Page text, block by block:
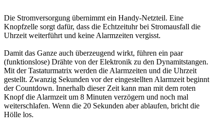
Die Stromversorgung übernimmt ein Handy-Netzteil. Eine
Knopfzelle sorgt dafür, dass die Echtzeituhr bei Stromausfall die
Uhrzeit weiterführt und keine Alarmzeiten vergisst.
Damit das Ganze auch überzeugend wirkt, führen ein paar
(funktionslose) Drähte von der Elektronik zu den Dynamitstangen.
Mit der Tastaturmatrix werden die Alarmzeiten und die Uhrzeit
gestellt. Zwanzig Sekunden vor der eingestellten Alarmzeit beginnt
der Countdown. Innerhalb dieser Zeit kann man mit dem roten
Knopf die Alarmzeit um 8 Minuten verzögern und noch mal
weiterschlafen. Wenn die 20 Sekunden aber ablaufen, bricht die
Hölle los.